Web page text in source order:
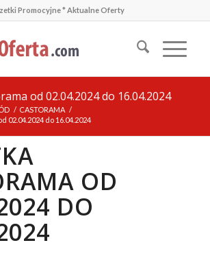
Promocyjne * Aktualne Oferty
od 02.04.2024 do 16.04.2024
/ CASTORAMA /
02.04.2024 do 16.04.2024
OD
DO